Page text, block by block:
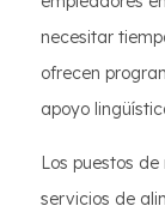
necesitar
ofrecen
apoyo
Los puestos
servicios de